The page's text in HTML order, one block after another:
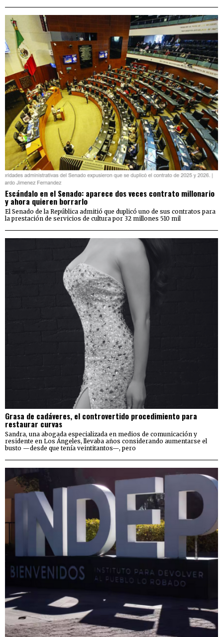
Escándalo en el Senado: aparece dos veces contrato millonario
y ahora quieren borrarlo
El Senado de la República admitió que duplicó uno de sus contratos para
la prestación de servicios de cultura por 32 millones 510 mil
Grasa de cadáveres, el controvertido procedimiento para
restaurar curvas
Sandra, una abogada especializada en medios de comunicación y
residente en Los Ángeles, llevaba años considerando aumentarse el
busto —desde que tenía veintitantos—, pero